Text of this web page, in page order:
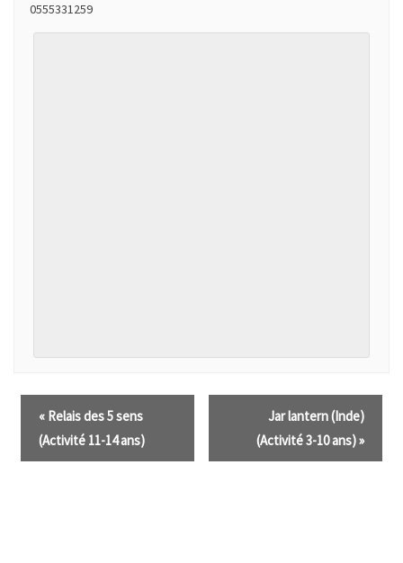
0555331259
« Relais des 5 sens
(Activité 11-14 ans)
Jar lantern (Inde)
(Activité 3-10 ans)»